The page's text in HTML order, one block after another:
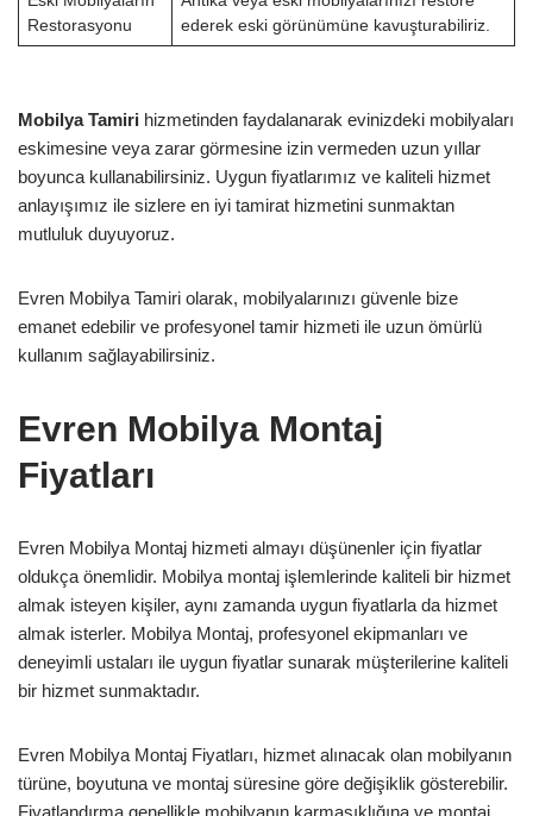
Restorasyonu
ederek eski görünümüne kavuşturabiliriz.
Mobilya Tamiri hizmetinden faydalanarak evinizdeki mobilyaları
eskimesine veya zarar görmesine izin vermeden uzun yıllar
boyunca kullanabilirsiniz. Uygun fiyatlarımız ve kaliteli hizmet
anlayışımız ile sizlere en iyi tamirat hizmetini sunmaktan
mutluluk duyuyoruz.
Evren Mobilya Tamiri olarak, mobilyalarınızı güvenle bize
emanet edebilir ve profesyonel tamir hizmeti ile uzun ömürlü
kullanım sağlayabilirsiniz.
Evren Mobilya Montaj
Fiyatları
Evren Mobilya Montaj hizmeti almayı düşünenler için fiyatlar
oldukça önemlidir. Mobilya montaj işlemlerinde kaliteli bir hizmet
almak isteyen kişiler, aynı zamanda uygun fiyatlarla da hizmet
almak isterler. Mobilya Montaj, profesyonel ekipmanları ve
deneyimli ustaları ile uygun fiyatlar sunarak müşterilerine kaliteli
bir hizmet sunmaktadır.
Evren Mobilya Montaj Fiyatları, hizmet alınacak olan mobilyanın
türüne, boyutuna ve montaj süresine göre değişiklik gösterebilir.